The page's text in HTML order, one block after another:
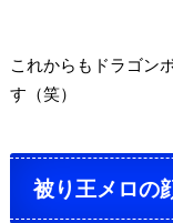
これからもドラゴン
す（笑）
被り王メロの